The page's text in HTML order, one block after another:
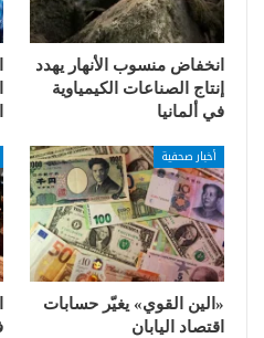
انخفاض منسوب الأنهار يهدد
إنتاج الصناعات الكيمياوية
في ألمانيا
أخبار صحفية
«الين القوي» يغيّر حسابات
اقتصاد اليابان